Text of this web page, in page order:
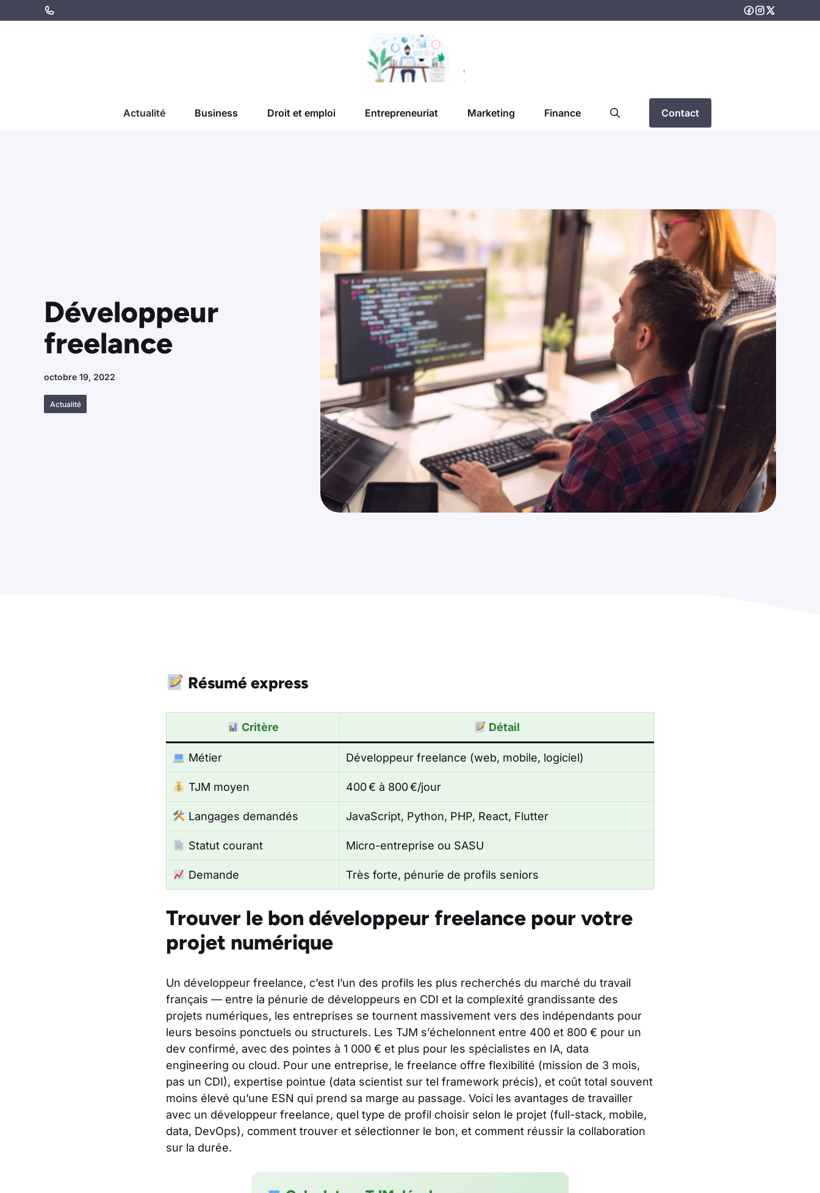
au
Actualité Business Droit et emploi Entrepreneuriat Marketing Finance Contact
Développeur
freelance
octobre 19, 2022
Actualité
Résumé express
Critère Détail
Métier Développeur freelance (web, mobile, logiciel)
TJM moyen 400 € à 800 €/jour
Langages demandés JavaScript, Python, PHP, React, Flutter
Statut courant Micro-entreprise ou SASU
Demande Très forte, pénurie de profils seniors
Trouver le bon développeur freelance pour votre
projet numérique
Un développeur freelance, c’est l’un des profils les plus recherchés du marché du travail
français — entre la pénurie de développeurs en CDI et la complexité grandissante des
projets numériques, les entreprises se tournent massivement vers des indépendants pour
leurs besoins ponctuels ou structurels. Les TJM s’échelonnent entre 400 et 800 € pour un
dev confirmé, avec des pointes à 1 000 € et plus pour les spécialistes en IA, data
engineering ou cloud. Pour une entreprise, le freelance offre flexibilité (mission de 3 mois,
pas un CDI), expertise pointue (data scientist sur tel framework précis), et coût total souvent
moins élevé qu’une ESN qui prend sa marge au passage. Voici les avantages de travailler
avec un développeur freelance, quel type de profil choisir selon le projet (full-stack, mobile,
data, DevOps), comment trouver et sélectionner le bon, et comment réussir la collaboration
sur la durée.